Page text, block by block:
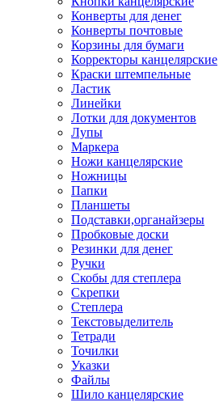
Конверты для денег
Конверты почтовые
Корзины для бумаги
Корректоры канцелярские
Краски штемпельные
Ластик
Линейки
Лотки для документов
Лупы
Маркера
Ножи канцелярские
Ножницы
Папки
Планшеты
Подставки,органайзеры
Пробковые доски
Резинки для денег
Ручки
Скобы для степлера
Скрепки
Степлера
Текстовыделитель
Тетради
Точилки
Указки
Файлы
Шило канцелярские